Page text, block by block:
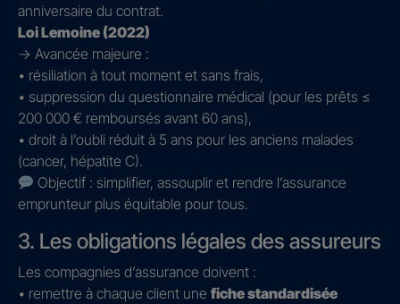
anniversaire du contrat.
Loi Lemoine (2022)
→ Avancée majeure :
• résiliation à tout moment et sans frais,
• suppression du questionnaire médical (pour les prêts ≤
200 000 € remboursés avant 60 ans),
• droit à l’oubli réduit à 5 ans pour les anciens malades
(cancer, hépatite C).
Objectif : simplifier, assouplir et rendre l’assurance
emprunteur plus équitable pour tous.
3. Les obligations légales des assureurs
Les compagnies d’assurance doivent :
• remettre à chaque client une fiche standardisée